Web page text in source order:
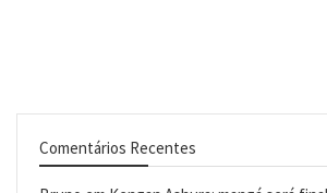
Comentários Recentes